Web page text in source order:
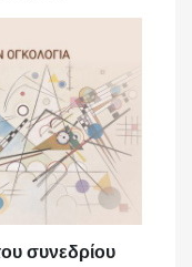
συνεδρίου